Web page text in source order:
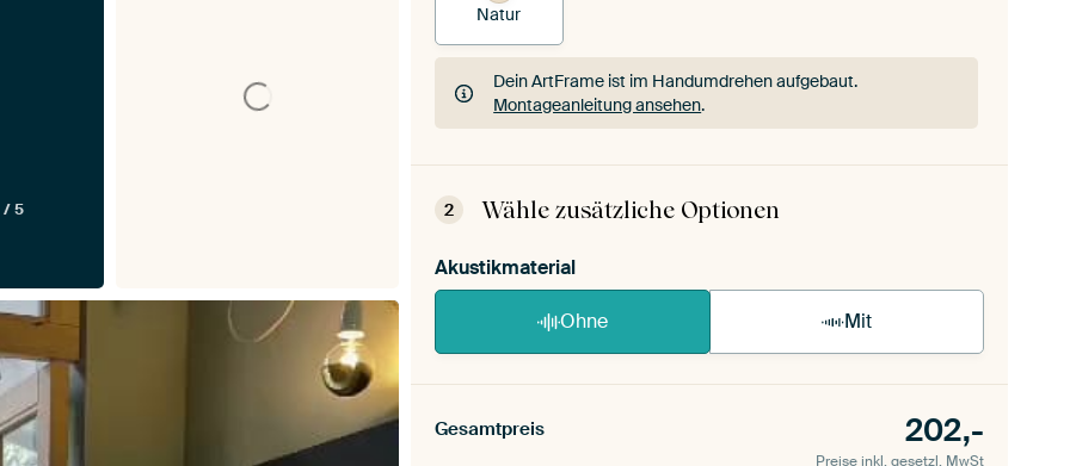
Natur
Dein ArtFrame ist im Handumdrehen aufgebaut.
Montageanleitung ansehen.
Dein ArtFrame ist im Handumdrehen aufgebaut.
2
Wähle zusätzliche Optionen
Akustikmaterial
Ohne Mit
Gesamtpreis 202,-
Preise inkl. gesetzl. MwSt
/ 5